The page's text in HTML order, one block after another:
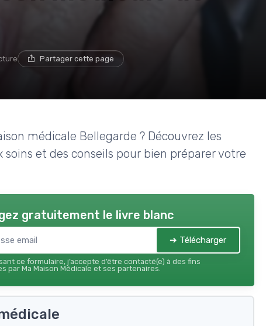
Partager cette page
médicale Bellegarde ? Découvrez les
soins et des conseils pour bien préparer votre
gratuitement le livre blanc
➔ Télécharger
ce formulaire, j’accepte d’être contacté(e) à des fins
par Ma Maison Médicale et ses partenaires.